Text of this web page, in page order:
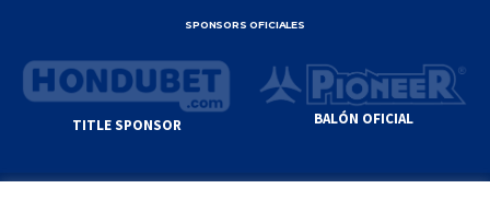
SPONSORS OFICIALES
TITLE SPONSOR BALÓN OFICIAL